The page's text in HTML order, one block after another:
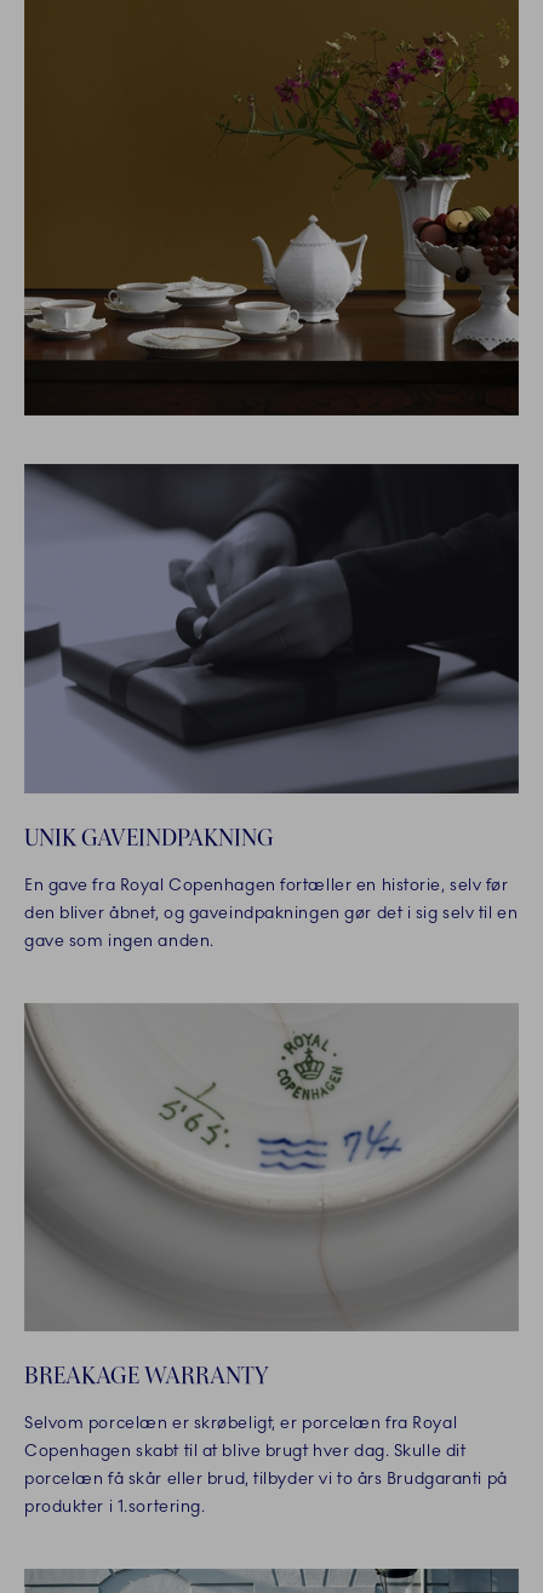
UNIK GAVEINDPAKNING
En gave fra Royal Copenhagen fortæller en historie, selv før
den bliver åbnet, og gaveindpakningen gør det i sig selv til en
gave som ingen anden.
BREAKAGE WARRANTY
Selvom porcelæn er skrøbeligt, er porcelæn fra Royal
Copenhagen skabt til at blive brugt hver dag. Skulle dit
porcelæn få skår eller brud, tilbyder vi to års Brudgaranti på
produkter i 1.sortering.